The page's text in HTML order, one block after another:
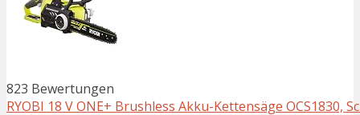
823 Bewertungen
RYOBI 18 V ONE+ Brushless Akku-Kettensäge OCS1830,